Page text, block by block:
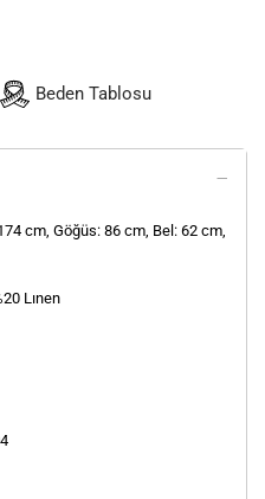
Beden Tablosu
cm, Göğüs: 86 cm, Bel: 62 cm,
Lınen